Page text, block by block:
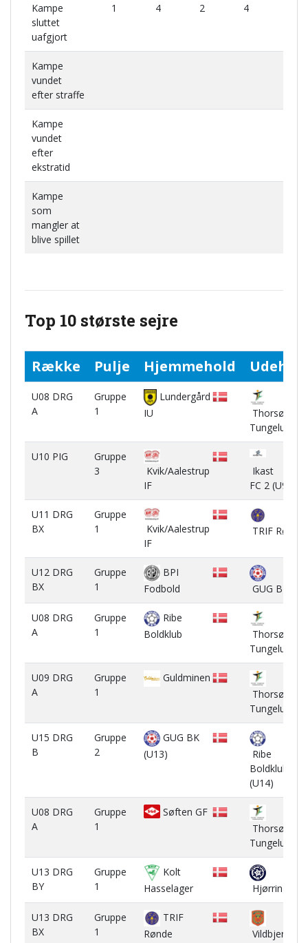
Kampe
sluttet
uafgjort
1 4 2 4
Kampe
vundet
efter straffe
Kampe
vundet
efter
ekstratid
Kampe
som
mangler at
blive spillet
Top 10 største sejre
Række Pulje Hjemmehold
U08 DRG
A
Gruppe
1
Lundergård
IU
Thorsø-
Tungelund IF
U10 PIG
Gruppe
3
Kvik/Aalestrup
IF
Ikast
FC 2 (U9)
U11 DRG
BX
Gruppe
1
Kvik/Aalestrup
IF
TRIF Rønde
U12 DRG
BX
Gruppe
1
BPI
Fodbold
GUG BK
U08 DRG
A
Gruppe
1
Ribe
Boldklub
Thorsø-
Tungelund IF
U09 DRG
A
Gruppe
1
Guldminen
Thorsø-
Tungelund IF
U15 DRG
B
Gruppe
2
GUG BK
(U13)
Ribe
Boldklub
(U14)
U08 DRG
A
Gruppe
1
Søften GF
Thorsø-
Tungelund IF
U13 DRG
BY
Gruppe
1
Kolt
Hasselager
Hjørring FK
U13 DRG
BX
Gruppe
1
TRIF
Rønde
Vildbjerg SF